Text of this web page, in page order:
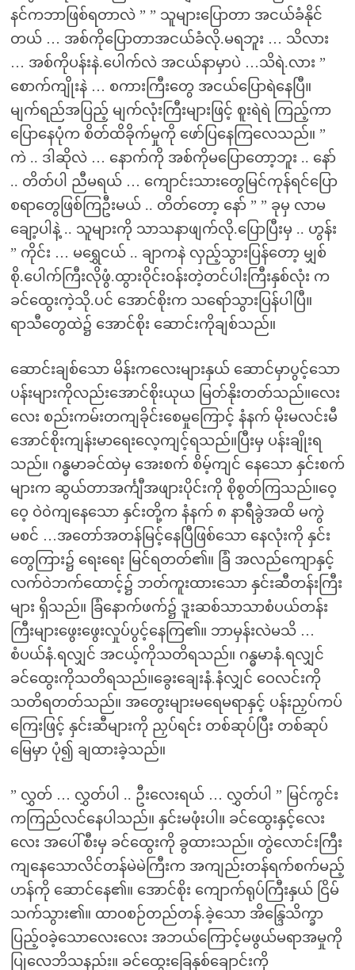
နင်ကဘာဖြစ်ရတာလဲ ” ” သူများပြောတာ အငယ်ခံနိုင်
တယ် … အစ်ကိုပြောတာအငယ်ခံလို.မရဘူး … သိလား
… အစ်ကိုပန်းနဲ.ပေါက်လဲ အငယ်နာမှာပဲ …သိရဲ.လား ”
စောက်ကျိုးနဲ … စကားကြီးတွေ အငယ်ပြောရဲနေပြီ။
မျက်ရည်အပြည့် မျက်လုံးကြီးများဖြင့် စူးရဲရဲ ကြည့်ကာ
ပြောနေပုံက စိတ်ထိခိုက်မှုကို ဖော်ပြနေကြလေသည်။ ”
ကဲ .. ဒါဆိုလဲ … နောက်ကို အစ်ကိုမပြောတော့ဘူး .. နော်
.. တိတ်ပါ ညီမရယ် … ကျောင်းသားတွေမြင်ကုန်ရင်ပြော
စရာတွေဖြစ်ကြဦးမယ် .. တိတ်တော့ နော် ” ” ခုမှ လာမ
ချော့ပါနဲ့ .. သူများကို သာသနာဖျက်လို.ပြောပြီးမှ .. ဟွန်း
” ကိုင်း … မရွှေငယ် .. ချာကနဲ လှည့်သွားပြန်တော့ မျှစ်
စို.ပေါက်ကြီးလိုဖွံ.ထွားဝိုင်းဝန်းတဲ့တင်ပါးကြီးနှစ်လုံး က
ခင်ထွေးကဲ့သို.ပင် အောင်စိုးက သရော်သွားပြန်ပါပြီ။
ရာသီတွေထဲ၌ အောင်စိုး ဆောင်းကိုချစ်သည်။
ဆောင်းချစ်သော မိန်းကလေးများနှယ် ဆောင်မှာပွင့်သော
ပန်းများကိုလည်းအောင်စိုးယုယ မြတ်နိုးတတ်သည်။လေး
လေး စည်းကမ်းတကျခိုင်းစေမှုကြောင့် နံနက် မိုးမလင်းမီ
အောင်စိုးကျန်းမာရေးလေ့ကျင့်ရသည်။ပြီးမှ ပန်းချိုးရ
သည်။ ဂန္ဓမာခင်ထဲမှ အေးစက် စိမ့်ကျင် နေသော နှင်းစက်
များက ဆွယ်တာအင်္ကျီအဖျားပိုင်းကို စိုစွတ်ကြသည်။ဝေ့
ဝေ့ ဝဲ၀ဲကျနေသော နှင်းတို့က နံနက် ၈ နာရီခွဲအထိ မကွဲ
မစင် …အတော်အတန်မြင့်နေပြီဖြစ်သော နေလုံးကို နှင်း
တွေကြား၌ ရေးရေး မြင်ရတတ်၏။ ခြံ အလည်ကျောနှင့်
လက်ဝဲဘက်ထောင့်၌ ဘတ်ကူးထားသော နှင်းဆီတန်းကြီး
များ ရှိသည်။ ခြံနောက်ဖက်၌ ဒူးဆစ်သာသာစံပယ်တန်း
ကြီးများဖွေးဖွေးလှုပ်ပွင့်နေကြ၏။ ဘာမှန်းလဲမသိ …
စံပယ်နံ.ရလျှင် အငယ့်ကိုသတိရသည်။ ဂန္ဓမာနံ.ရလျှင်
ခင်ထွေးကိုသတိရသည်။ခွေးချေးနံ.နံလျှင် ဝေလင်းကို
သတိရတတ်သည်။ အတွေးများမရေမရာနှင့် ပန်းညှပ်ကပ်
ကြေးဖြင့် နှင်းဆီများကို ညှပ်ရင်း တစ်ဆုပ်ပြီး တစ်ဆုပ်
မြေမှာ ပုံ၍ ချထားခဲ့သည်။
” လွှတ် … လွှတ်ပါ .. ဦးလေးရယ် … လွှတ်ပါ ” မြင်ကွင်း
ကကြည်လင်နေပါသည်။ နှင်းမဖုံးပါ။ ခင်ထွေးနှင့်လေး
လေး အပေါ်စီးမှ ခင်ထွေးကို ခွထားသည်။ တွဲလောင်းကြီး
ကျနေသောလိင်တန်မဲမဲကြီးက အကျည်းတန်ရက်စက်မည့်
ဟန်ကို ဆောင်နေ၏။ အောင်စိုး ကျောက်ရုပ်ကြီးနှယ် ငြိမ်
သက်သွား၏။ ထာဝစဉ်တည်တန်.ခဲ့သော အိန္ဒြေသိက္ခာ
ပြည့်ဝခဲ့သောလေးလေး အဘယ်ကြောင့်မဖွယ်မရာအမှုကို
ပြုလေဘိသနည်း။ ခင်ထွေးခြေနှစ်ချောင်းကို